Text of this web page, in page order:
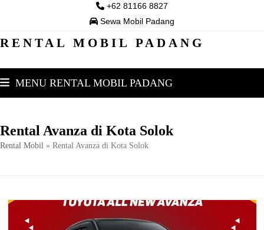
+62 81166 8827
Sewa Mobil Padang
RENTAL MOBIL PADANG
MENU RENTAL MOBIL PADANG
Rental Avanza di Kota Solok
Rental Mobil » Rental Avanza di Kota Solok